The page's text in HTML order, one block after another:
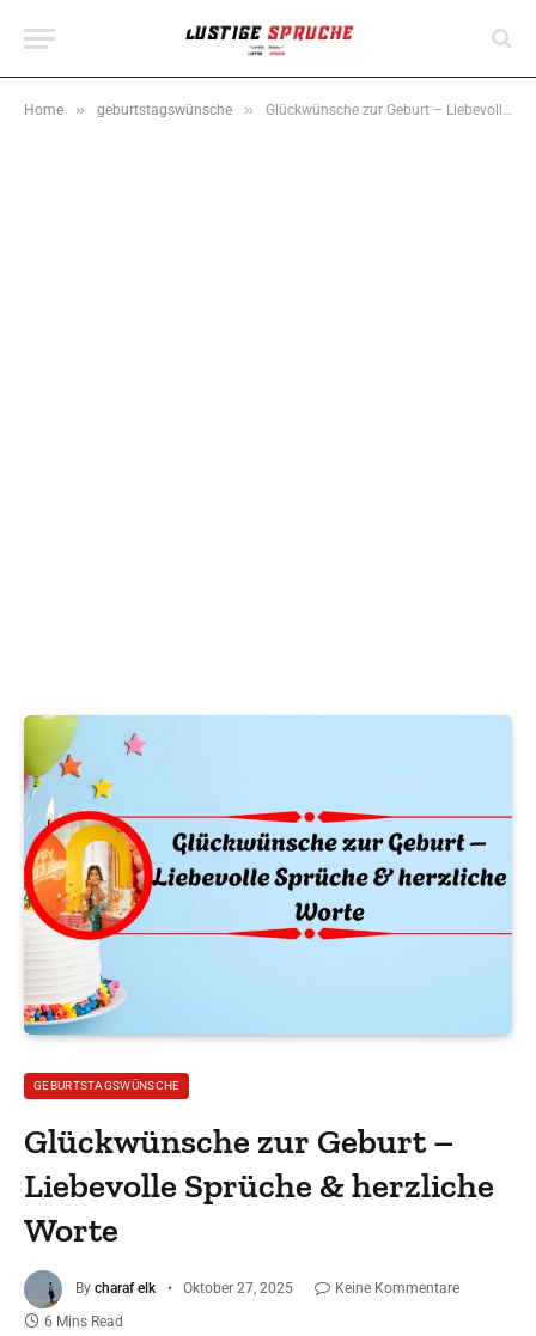
Home » geburtstagswünsche » Glückwünsche zur Geburt – Liebevolle Sprüche & herzliche Worte
GEBURTSTAGSWÜNSCHE
Glückwünsche zur Geburt –
Liebevolle Sprüche & herzliche
Worte
By charaf elk Oktober 27, 2025
Keine Kommentare
6 Mins Read